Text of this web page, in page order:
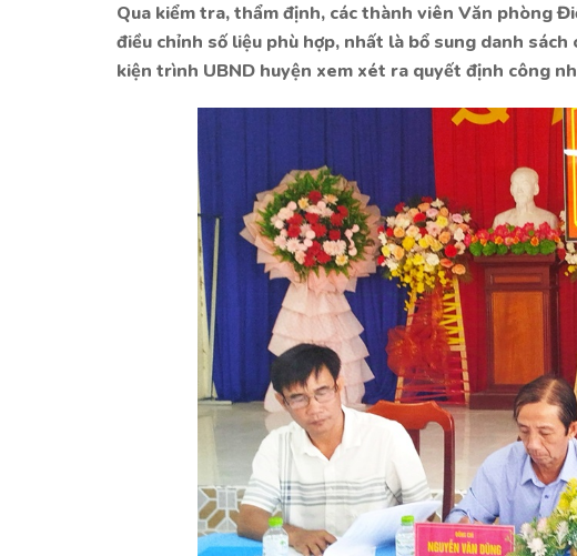
Qua kiểm tra, thẩm định, các thành viên Văn phòng
điều chỉnh số liệu phù hợp, nhất là bổ sung danh
kiện trình UBND huyện xem xét ra quyết định công